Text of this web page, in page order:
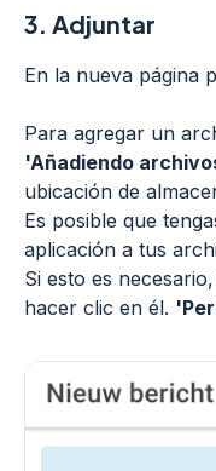
3. Adjuntar
En la nueva página
Para agregar un
'Añadiendo
ubicación de
Es posible que
aplicación a tus
Si esto es
hacer clic en él.